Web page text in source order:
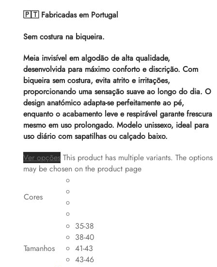
🇵🇹 Fabricadas em Portugal
Sem costura na biqueira.
Meia invisível em algodão de alta qualidade,
desenvolvida para máximo conforto e discrição. Com
biqueira sem costura, evita atrito e irritações,
proporcionando uma sensação suave ao longo do dia. O
design anatómico adapta-se perfeitamente ao pé,
enquanto o acabamento leve e respirável garante frescura
mesmo em uso prolongado. Modelo unissexo, ideal para
uso diário com sapatilhas ou calçado baixo.
Ver opções This product has multiple variants. The options
may be chosen on the product page
Cores
Tamanhos
35-38
38-40
41-43
43-46